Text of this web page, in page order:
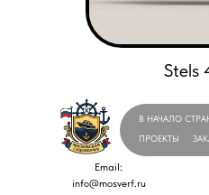
Stels
Email:
info@mosverf.ru
В НАЧАЛО
ПРОЕКТЫ